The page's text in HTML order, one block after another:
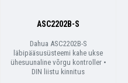
ASC2202B-S
Dahua ASC2202B-S
läbipääsusüsteemi kahe ukse
ühesuunaline võrgu kontroller •
DIN liistu kinnitus